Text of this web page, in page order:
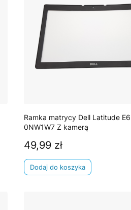
Ramka matrycy Dell Latitude
0NW1W7 Z kamerą
Cena
49,99 zł
Dodaj do koszyka